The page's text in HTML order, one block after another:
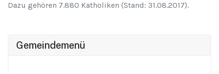
Dazu gehören 7.880 Katholiken (Stand: 31.08.2017).
Gemeindemenü